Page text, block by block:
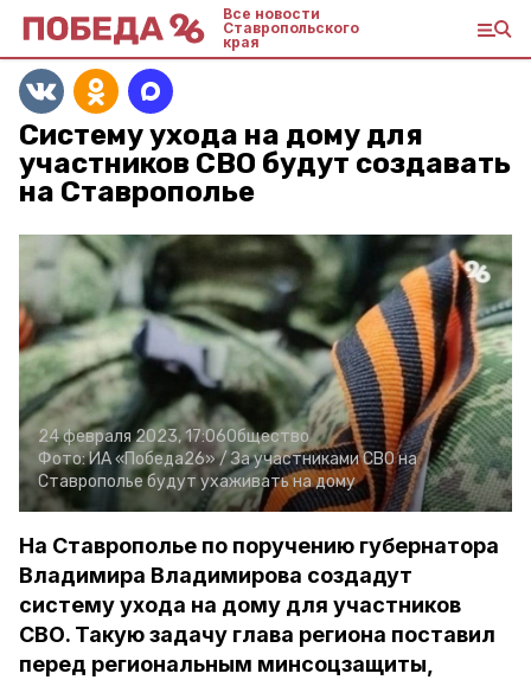
Все новости
Ставропольского
края
Систему ухода на дому для
участников СВО будут создавать
на Ставрополье
24 февраля 2023, 17:06Общество
Фото:ИА «Победа26» /За участниками СВО на
Ставрополье будут ухаживать на дому
На Ставрополье по поручению губернатора
Владимира Владимирова создадут
систему ухода на дому для участников
СВО. Такую задачу глава региона поставил
перед региональным минсоцзащиты,